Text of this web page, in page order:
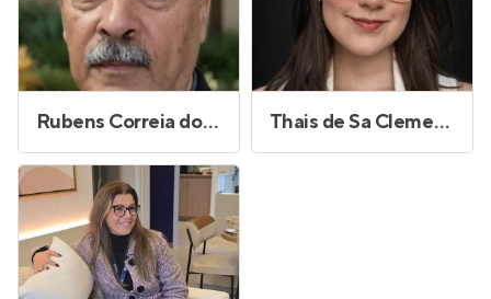
Rubens Correia dos Santos Thais de Sa Clementino